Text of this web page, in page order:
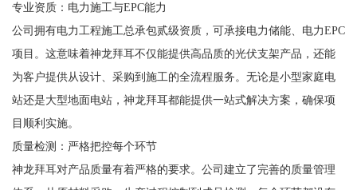
专业资质：电力施工与EPC能力
公司拥有电力工程施工总承包贰级资质，可承接电力储能、电力EPC
项目。这意味着神龙拜耳不仅能提供高品质的光伏支架产品，还能
为客户提供从设计、采购到施工的全流程服务。无论是小型家庭电
站还是大型地面电站，神龙拜耳都能提供一站式解决方案，确保项
目顺利实施。
质量检测：严格把控每个环节
神龙拜耳对产品质量有着严格的要求。公司建立了完善的质量管理